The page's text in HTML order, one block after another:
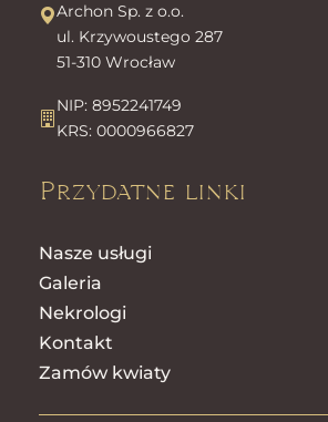
Archon Sp. z o.o.
ul. Krzywoustego 287
51-310 Wrocław
NIP: 8952241749
KRS: 0000966827
Przydatne linki
Nasze usługi
Galeria
Nekrologi
Kontakt
Zamów kwiaty